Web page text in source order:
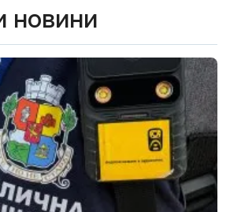
новини